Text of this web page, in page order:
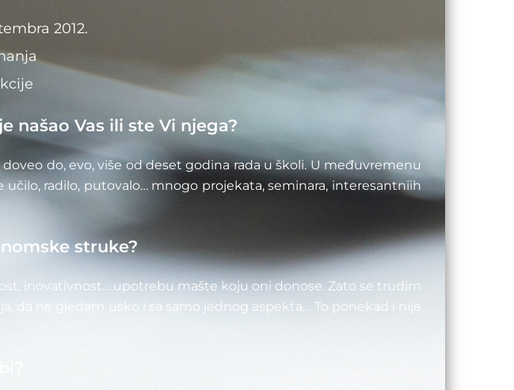
2012.
našao Vas ili ste Vi njega?
do, evo, više od deset godina rada u školi. U međuvremenu
radilo, putovalo… mnogo projekata, seminara, interesantniih
struke?
inovativnost… upotrebu mašte koju oni donose. Zato se trudim
da ne gledam usko i sa samo jednog aspekta… To ponekad i nije